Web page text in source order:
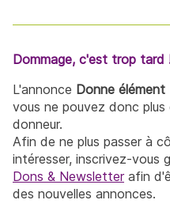
Dommage, c'est trop tard
L'annonce Donne élément
vous ne pouvez donc
donneur.
Afin de ne plus passer à
intéresser, inscrivez-vous
Dons & Newsletterafin
des nouvelles annonces.